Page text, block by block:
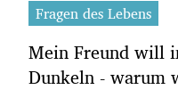
Fragen des Lebens
Mein Freund will
Dunkeln - warum